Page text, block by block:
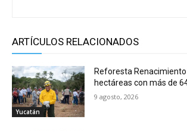
ARTÍCULOS RELACIONADOS
Yucatán
Reforesta
hectáreas con más de
9 agosto, 2026